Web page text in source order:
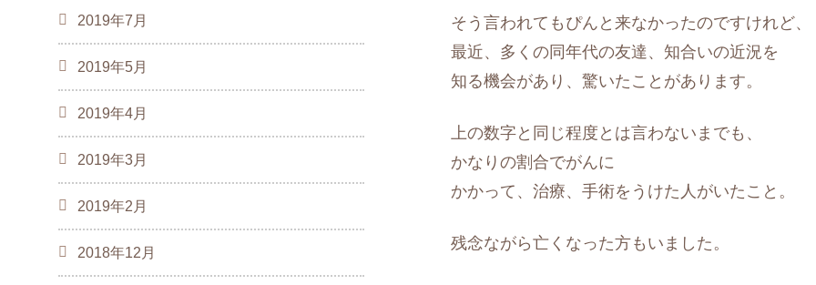
そう言われてもぴんと来なかったのですけれど、
最近、多くの同年代の友達、知合いの近況を
知る機会があり、驚いたことがあります。
上の数字と同じ程度とは言わないまでも、
かなりの割合でがんに
かかって、治療、手術をうけた人がいたこと。
残念ながら亡くなった方もいました。
2019年7月
2019年5月
2019年4月
2019年3月
2019年2月
2018年12月